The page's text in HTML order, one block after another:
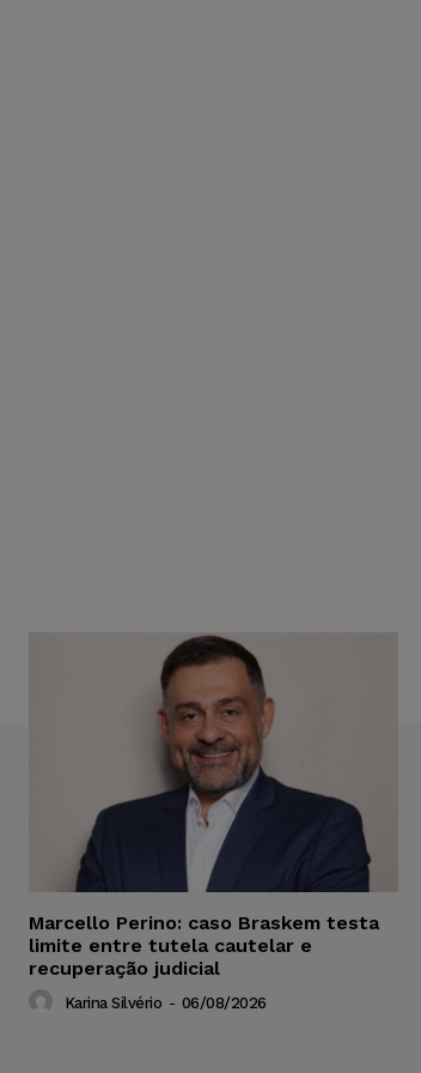
Marcello Perino: caso Braskem testa
limite entre tutela cautelar e
recuperação judicial
Karina Silvério - 06/08/2026